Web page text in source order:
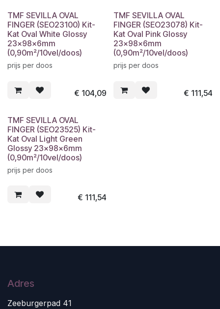
TMF SEVILLA OVAL
FINGER (SEO23100) Kit-
Kat Oval White Glossy
23x98x6mm
(0,90m²/10vel/doos)
prijs per doos
€ 104,09
TMF SEVILLA OVAL
FINGER (SEO23078) Kit-
Kat Oval Pink Glossy
23x98x6mm
(0,90m²/10vel/doos)
prijs per doos
€ 111,54
TMF SEVILLA OVAL
FINGER (SEO23525) Kit-
Kat Oval Light Green
Glossy 23x98x6mm
(0,90m²/10vel/doos)
prijs per doos
€ 111,54
Adres
Zeeburgerpad 41